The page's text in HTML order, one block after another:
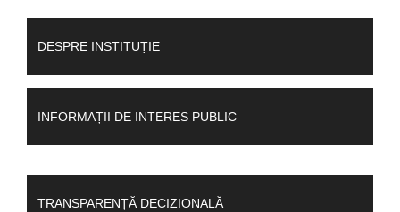
DESPRE INSTITUȚIE
INFORMAȚII DE INTERES PUBLIC
TRANSPARENȚĂ DECIZIONALĂ